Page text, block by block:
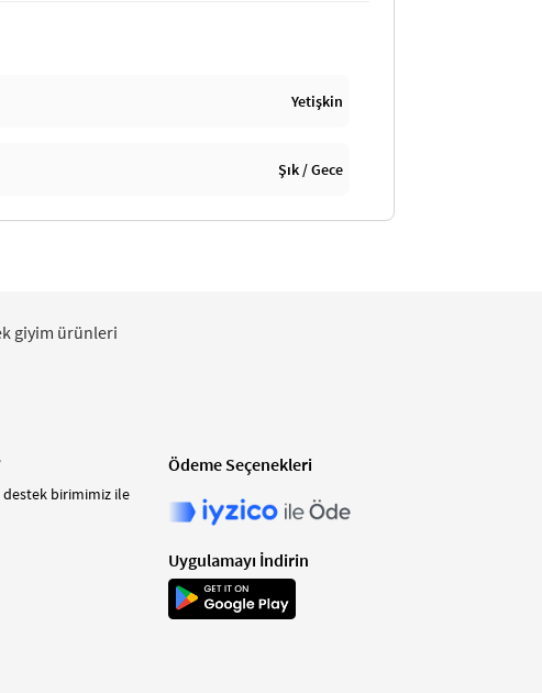
Yetişkin
Şık / Gece
giyim ürünleri
destek birimimiz ile
Ödeme Seçenekleri
Uygulamayı İndirin